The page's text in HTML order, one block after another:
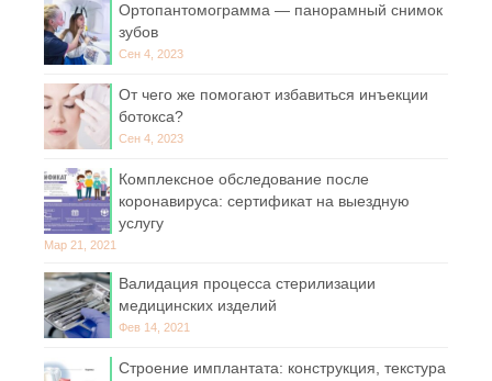
Ортопантомограмма — панорамный снимок
зубов
Сен 4, 2023
От чего же помогают избавиться инъекции
ботокса?
Сен 4, 2023
Комплексное обследование после
коронавируса: сертификат на выездную
услугу
Мар 21, 2021
Валидация процесса стерилизации
медицинских изделий
Фев 14, 2021
Строение имплантата: конструкция, текстура